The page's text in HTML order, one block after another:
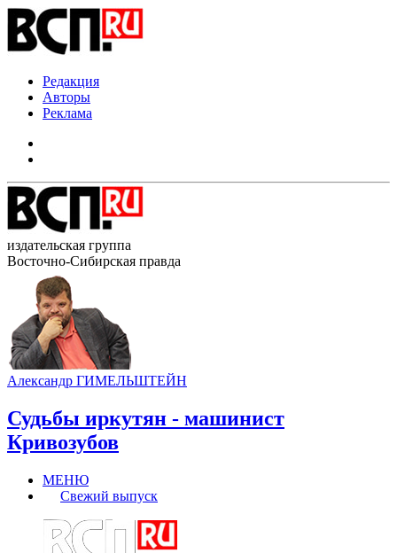
Редакция
Авторы
Реклама
издательская группа
Восточно-Сибирская правда
Александр ГИМЕЛЬШТЕЙН
Судьбы иркутян - машинист
Кривозубов
МЕНЮ
Свежий выпуск